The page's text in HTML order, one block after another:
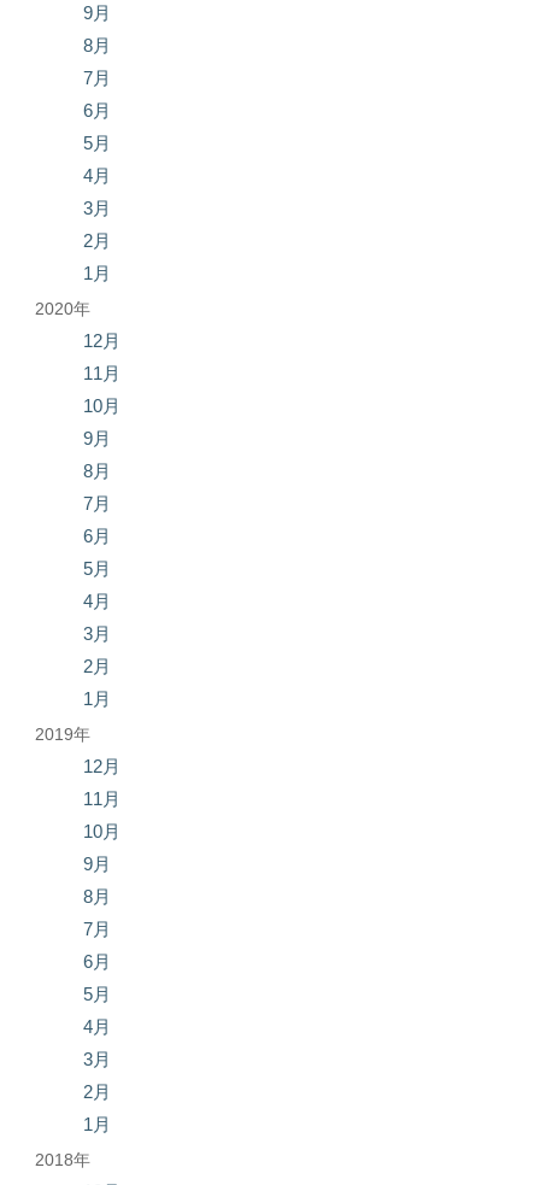
9月
8月
7月
6月
5月
4月
3月
2月
1月
2020年
12月
11月
10月
9月
8月
7月
6月
5月
4月
3月
2月
1月
2019年
12月
11月
10月
9月
8月
7月
6月
5月
4月
3月
2月
1月
2018年